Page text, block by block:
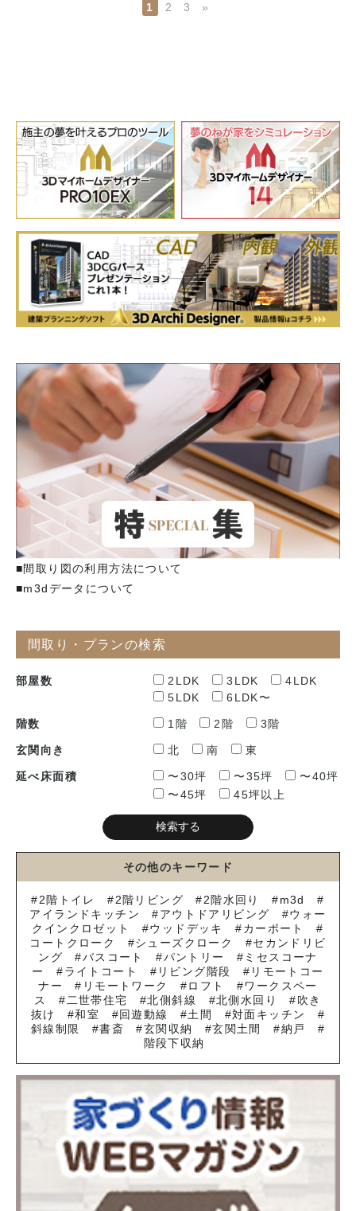
1
2 3 »
■間取り図の利用方法について
■m3dデータについて
間取り・プランの検索
部屋数 2LDK 3LDK
4LDK
5LDK
6LDK〜
階数 1階 2階 3階
玄関向き 北 南 東
延べ床面積 〜30坪 〜35坪
〜40坪
〜45坪
45坪以上
その他のキーワード
2階トイレ 2階リビング 2階水回り
m3d
アイランドキッチン
アウトドアリビング
ウォー
クインクロゼット
ウッドデッキ
カーポート
コートクローク
シューズクローク
セカンドリビ
ング
バスコート パントリー
ミセスコーナ
ー
ライトコート リビング階段
リモートコー
ナー
リモートワーク ロフト
ワークスペー
ス
二世帯住宅 北側斜線 北側水回り
吹き
抜け
和室 回遊動線 土間
対面キッチン
斜線制限
書斎 玄関収納 玄関土間
納戸
階段下収納